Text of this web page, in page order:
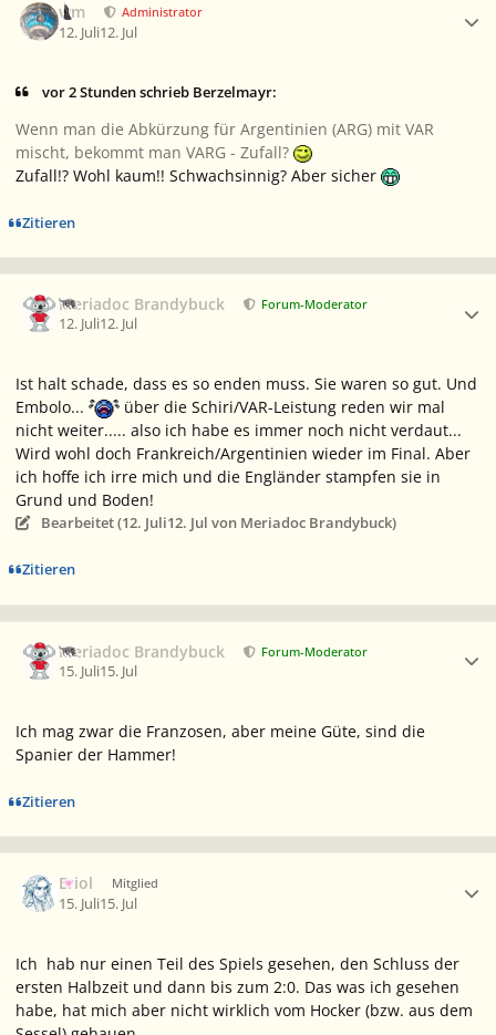
wm Administrator
12. Juli12. Jul
vor 2 Stunden schrieb Berzelmayr:
Wenn man die Abkürzung für Argentinien (ARG) mit VAR
mischt, bekommt man VARG - Zufall?
Zufall!? Wohl kaum!! Schwachsinnig? Aber sicher
Zitieren
Meriadoc Brandybuck Forum-Moderator
12. Juli12. Jul
Ist halt schade, dass es so enden muss. Sie waren so gut. Und
Embolo...
über die Schiri/VAR-Leistung reden wir mal
nicht weiter..... also ich habe es immer noch nicht verdaut...
Wird wohl doch Frankreich/Argentinien wieder im Final. Aber
ich hoffe ich irre mich und die Engländer stampfen sie in
Grund und Boden!
Bearbeitet (12. Juli12. Jul von Meriadoc Brandybuck)
Zitieren
Meriadoc Brandybuck Forum-Moderator
15. Juli15. Jul
Ich mag zwar die Franzosen, aber meine Güte, sind die
Spanier der Hammer!
Zitieren
Eriol Mitglied
15. Juli15. Jul
Ich hab nur einen Teil des Spiels gesehen, den Schluss der
ersten Halbzeit und dann bis zum 2:0. Das was ich gesehen
habe, hat mich aber nicht wirklich vom Hocker (bzw. aus dem